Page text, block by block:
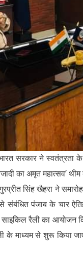
सरकार ने स्वतंत्रता
का अमृत महात्सव’
सिंह खैहरा ने
संबंधित पंजाब के चार
रैली का आयोजन
के माध्यम से शुरू किया